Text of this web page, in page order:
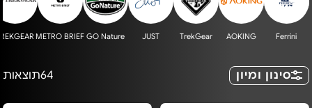
Ferrini
AOKING
TrekGear
JUST
GO Nature
METRO BRIEF
סינון ומיון 64תוצאות